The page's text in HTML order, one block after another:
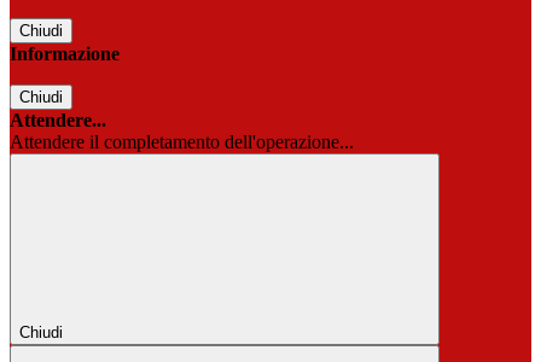
Chiudi
Informazione
Chiudi
Attendere...
Attendere il completamento dell'operazione...
Chiudi